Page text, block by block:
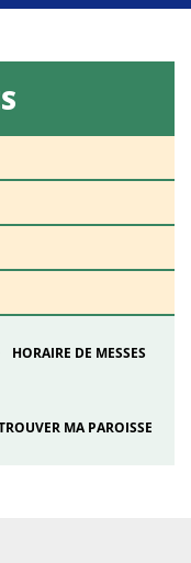
HORAIRE DE MESSES
MA PAROISSE